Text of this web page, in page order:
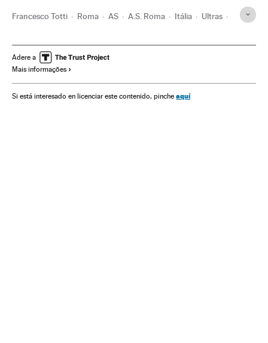
Francesco Totti Roma AS A.S. Roma Itália Ultras
Clubes esportivos Europa
Adere a
Mais informações
Si está interesado en licenciar este contenido, pinche aquí